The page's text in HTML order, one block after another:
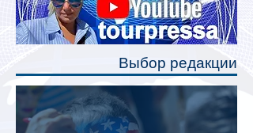
каждого спального места. Они
позволят пассажирам закрыть свою
полку во время сна или отдыха,
Выбор редакции